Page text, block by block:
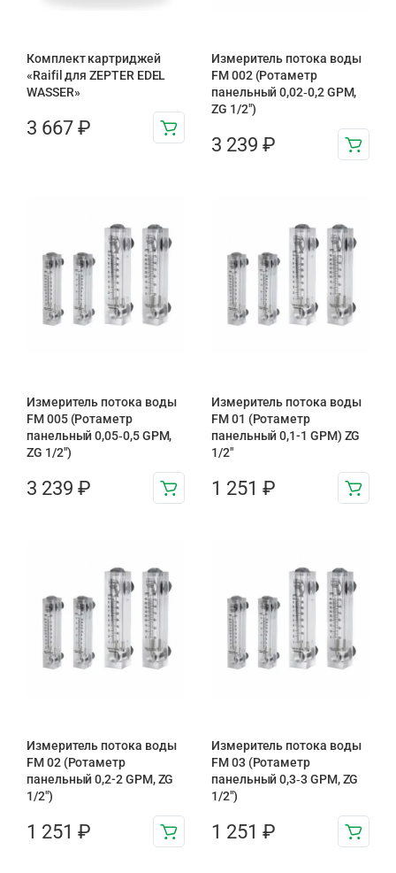
Комплект картриджей
«Raifil для ZEPTER EDEL
WASSER»
3 667 ₽
Измеритель потока воды
FM 002 (Ротаметр
панельный 0,02‑0,2 GPM,
ZG 1/2″)
3 239 ₽
Измеритель потока воды
FM 005 (Ротаметр
панельный 0,05‑0,5 GPM,
ZG 1/2″)
3 239 ₽
Измеритель потока воды
FM 01 (Ротаметр
панельный 0,1-1 GPM) ZG
1/2″
1 251 ₽
Измеритель потока воды
FM 02 (Ротаметр
панельный 0,2-2 GPM, ZG
1/2″)
1 251 ₽
Измеритель потока воды
FM 03 (Ротаметр
панельный 0,3‑3 GPM, ZG
1/2″)
1 251 ₽